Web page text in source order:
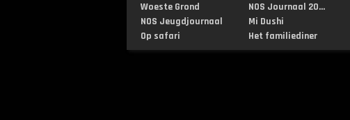
Woeste Grond
NOS Jeugdjournaal
Op safari
NOS Journaal 20...
Mi Dushi
Het familiediner